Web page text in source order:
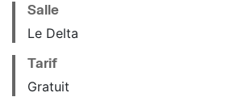
Salle
Le Delta
Tarif
Gratuit